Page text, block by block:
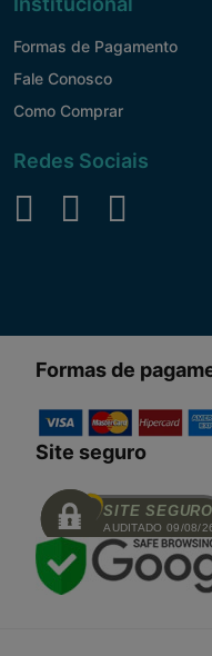
Formas de Pagamento
Fale Conosco
Como Comprar
Redes Sociais
Formas de
Site seguro
SITE SEGURO
AUDITADO 09/08/